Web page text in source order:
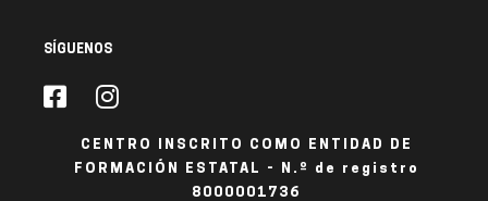
SÍGUENOS
CENTRO INSCRITO COMO ENTIDAD DE
FORMACIÓN ESTATAL - N.º de registro
8000001736